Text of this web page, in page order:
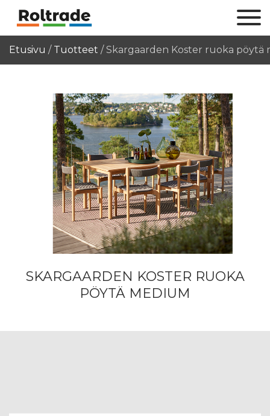
Etusivu / Tuotteet /Skargaarden Koster ruoka pöytä
SKARGAARDEN KOSTER RUOKA
PÖYTÄ MEDIUM